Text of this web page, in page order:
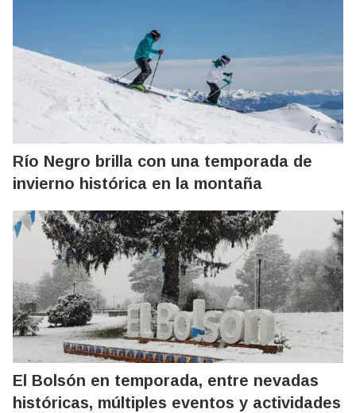
Río Negro brilla con una temporada de
invierno histórica en la montaña
El Bolsón en temporada, entre nevadas
históricas, múltiples eventos y actividades